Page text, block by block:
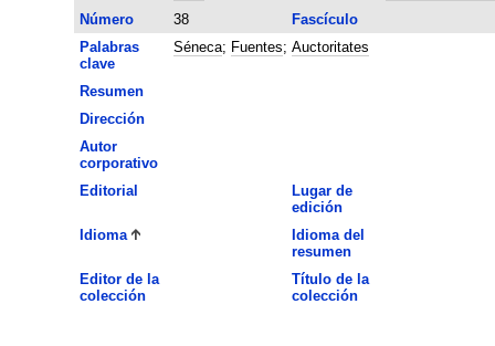
Número
38
Fascículo
Palabras
clave
Séneca; Fuentes; Auctoritates
Resumen
Dirección
Autor
corporativo
Editorial
Lugar de
edición
Idioma
Idioma del
resumen
Editor de la
colección
Título de la
colección